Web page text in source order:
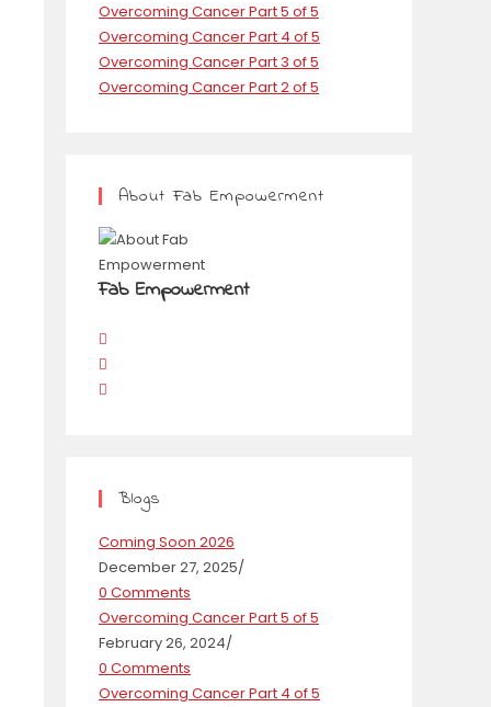
Overcoming Cancer Part 5 of 5
Overcoming Cancer Part 4 of 5
Overcoming Cancer Part 3 of 5
Overcoming Cancer Part 2 of 5
About Fab Empowerment
Fab Empowerment
Blogs
Coming Soon 2026
December 27, 2025/
0 Comments
Overcoming Cancer Part 5 of 5
February 26, 2024/
0 Comments
Overcoming Cancer Part 4 of 5